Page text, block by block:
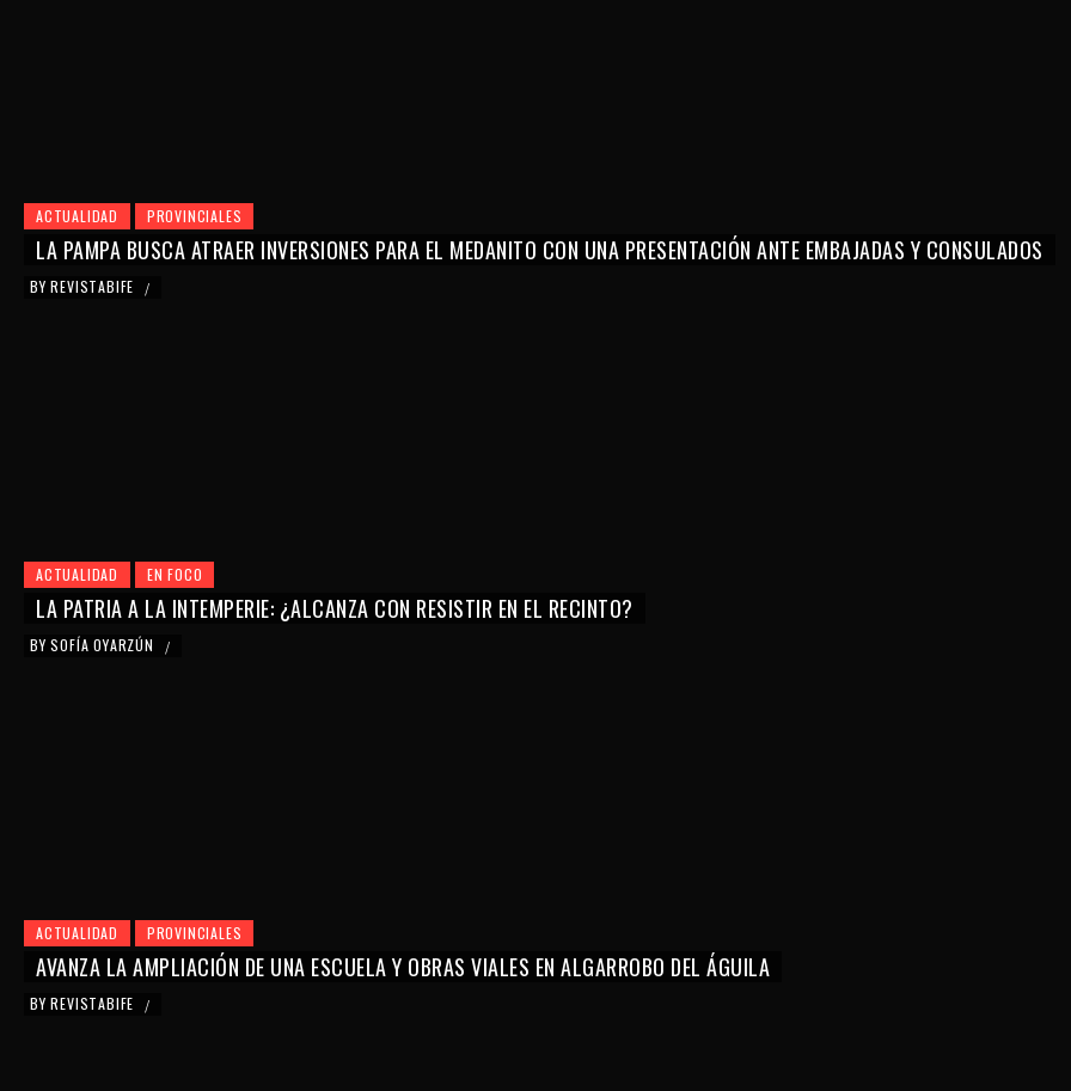
ACTUALIDAD PROVINCIALES
LA PAMPA BUSCA ATRAER INVERSIONES PARA EL MEDANITO CON UNA PRESENTACIÓN ANTE EMBAJADAS Y CONSULADOS
BY REVISTABIFE /
ACTUALIDAD EN FOCO
LA PATRIA A LA INTEMPERIE: ¿ALCANZA CON RESISTIR EN EL RECINTO?
BY SOFÍA OYARZÚN /
ACTUALIDAD PROVINCIALES
AVANZA LA AMPLIACIÓN DE UNA ESCUELA Y OBRAS VIALES EN ALGARROBO DEL ÁGUILA
BY REVISTABIFE /